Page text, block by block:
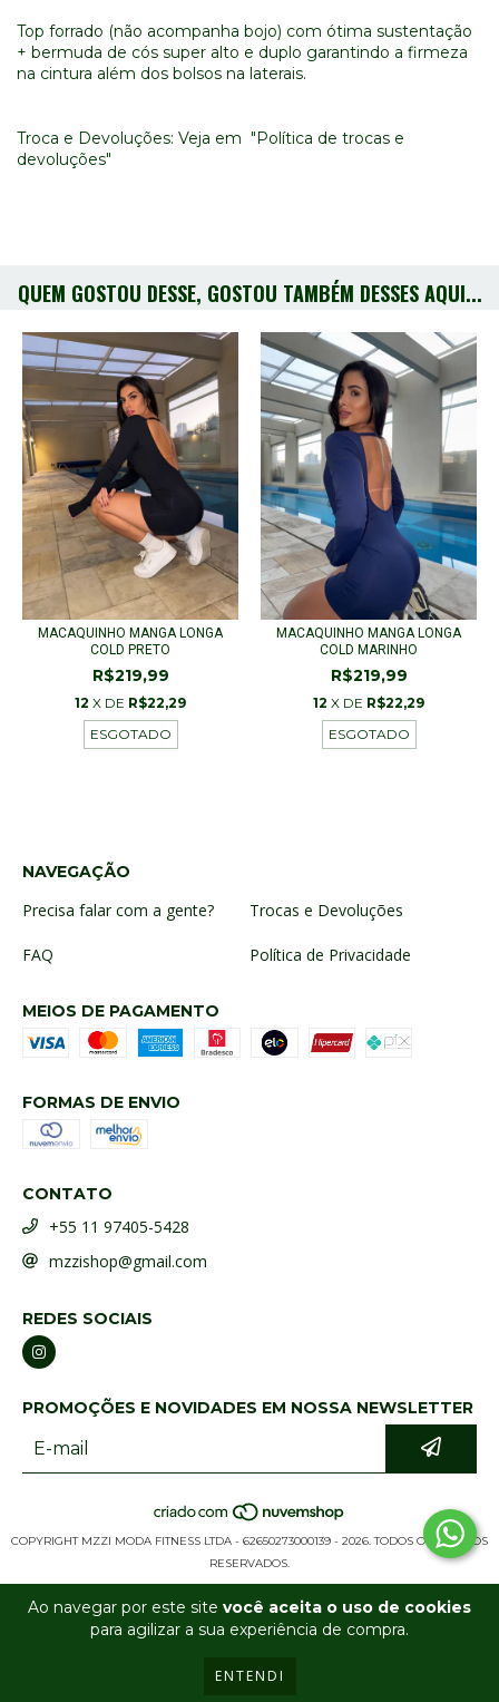
Ao navegar por este site você aceita o uso de cookies
para agilizar a sua experiência de compra.
ENTENDI
Top forrado (não acompanha bojo) com ótima sustentação
+ bermuda de cós super alto e duplo garantindo a firmeza
na cintura além dos bolsos na laterais.
Troca e Devoluções: Veja em "Política de trocas e
devoluções"
QUEM GOSTOU DESSE, GOSTOU TAMBÉM DESSES AQUI...
MACAQUINHO MANGA LONGA
COLD PRETO
R$219,99
12 X DE R$22,29
ESGOTADO
MACAQUINHO MANGA LONGA
COLD MARINHO
R$219,99
12 X DE R$22,29
ESGOTADO
NAVEGAÇÃO
Precisa falar com a gente? Trocas e Devoluções
FAQ Política de Privacidade
MEIOS DE PAGAMENTO
FORMAS DE ENVIO
CONTATO
+55 11 97405-5428
mzzishop@gmail.com
REDES SOCIAIS
PROMOÇÕES E NOVIDADES EM NOSSA NEWSLETTER
COPYRIGHT MZZI MODA FITNESS LTDA - 62650273000139 - 2026. TODOS OS DIREITOS
RESERVADOS.